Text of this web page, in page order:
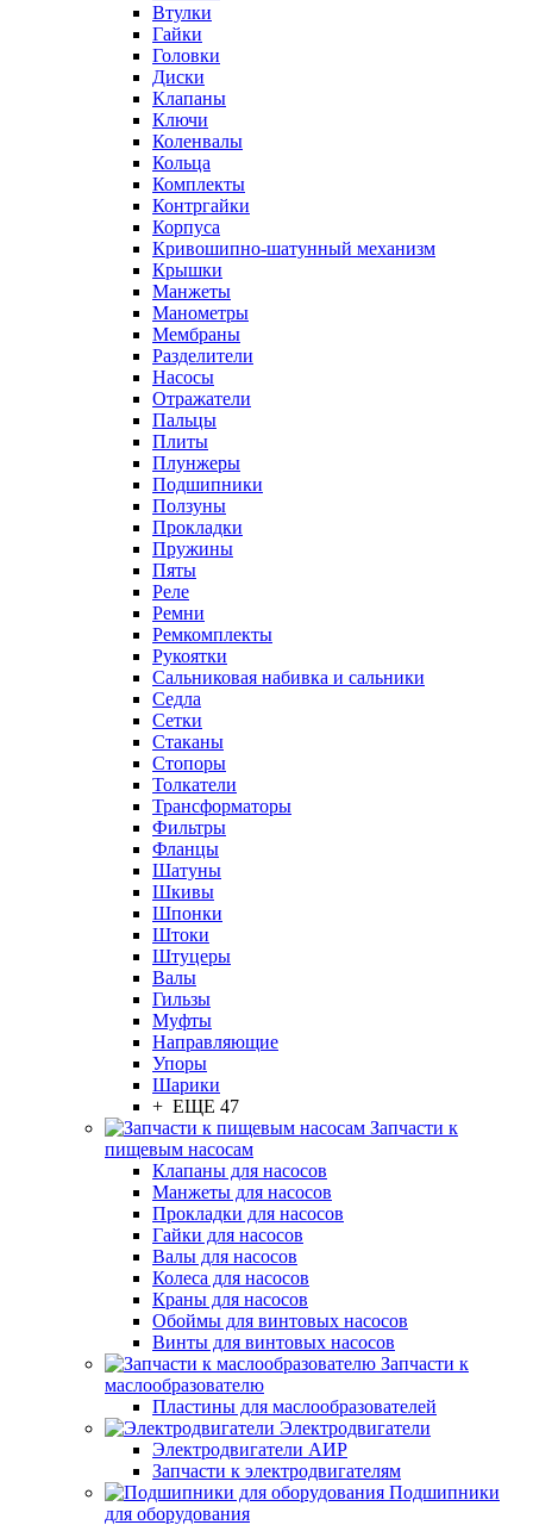
Втулки
Гайки
Головки
Диски
Клапаны
Ключи
Коленвалы
Кольца
Комплекты
Контргайки
Корпуса
Кривошипно-шатунный механизм
Крышки
Манжеты
Манометры
Мембраны
Разделители
Насосы
Отражатели
Пальцы
Плиты
Плунжеры
Подшипники
Ползуны
Прокладки
Пружины
Пяты
Реле
Ремни
Ремкомплекты
Рукоятки
Сальниковая набивка и сальники
Седла
Сетки
Стаканы
Стопоры
Толкатели
Трансформаторы
Фильтры
Фланцы
Шатуны
Шкивы
Шпонки
Штоки
Штуцеры
Валы
Гильзы
Муфты
Направляющие
Упоры
Шарики
+ ЕЩЕ 47
Запчасти к
пищевым насосам
Клапаны для насосов
Манжеты для насосов
Прокладки для насосов
Гайки для насосов
Валы для насосов
Колеса для насосов
Краны для насосов
Обоймы для винтовых насосов
Винты для винтовых насосов
Запчасти к
маслообразователю
Пластины для маслообразователей
Электродвигатели
Электродвигатели АИР
Запчасти к электродвигателям
Подшипники
для оборудования